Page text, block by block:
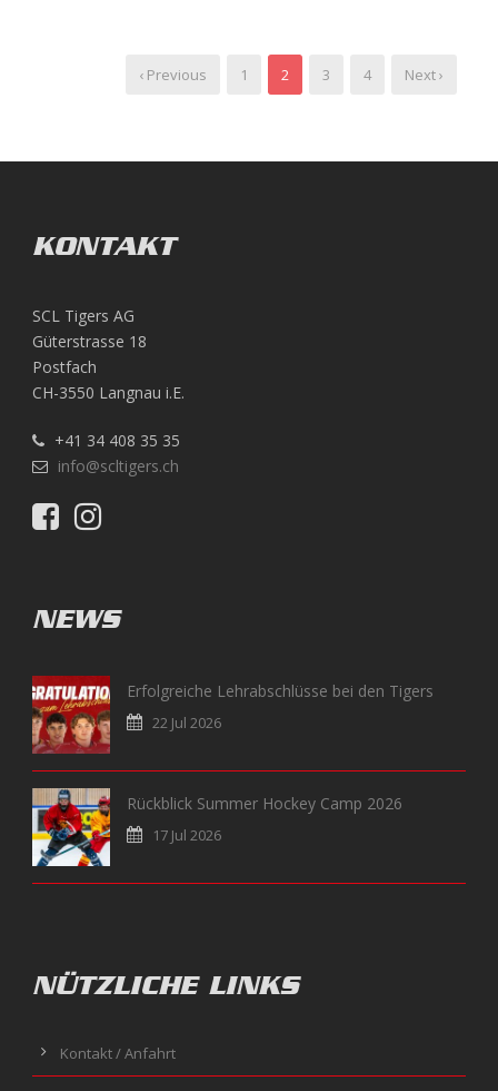
‹ Previous 1 2 3 4 Next ›
KONTAKT
SCL Tigers AG
Güterstrasse 18
Postfach
CH-3550 Langnau i.E.
+41 34 408 35 35
info@scltigers.ch
NEWS
Erfolgreiche Lehrabschlüsse bei den Tigers
22 Jul 2026
Rückblick Summer Hockey Camp 2026
17 Jul 2026
NÜTZLICHE LINKS
Kontakt / Anfahrt